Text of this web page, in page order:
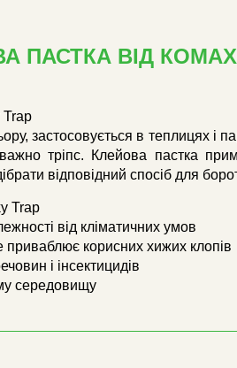
ПАСТКА ВІД КОМАХ
Trap
застосовується в теплицях і
тріпс. Клейова пастка
відповідний спосіб для
Trap
від кліматичних умов
приваблює корисних хижих клопів
і інсектицидів
середовищу